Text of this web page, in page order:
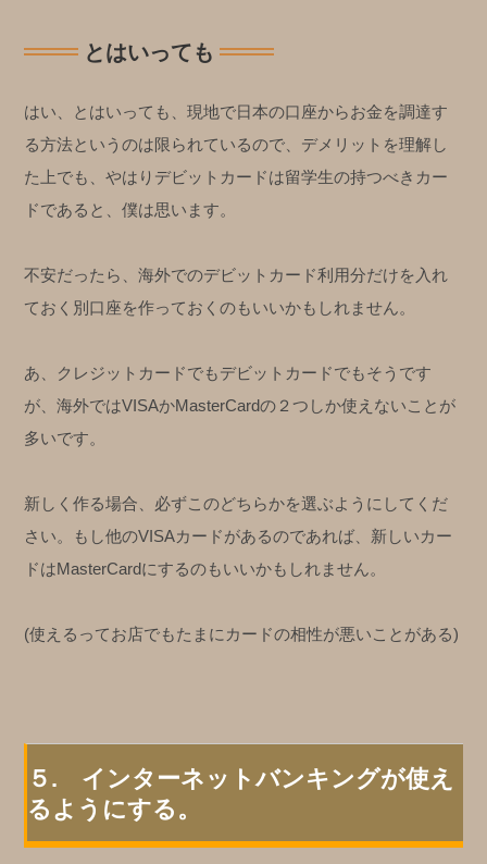
とはいっても
はい、とはいっても、現地で日本の口座からお金を調達す
る方法というのは限られているので、デメリットを理解し
た上でも、やはりデビットカードは留学生の持つべきカー
ドであると、僕は思います。
不安だったら、海外でのデビットカード利用分だけを入れ
ておく別口座を作っておくのもいいかもしれません。
あ、クレジットカードでもデビットカードでもそうです
が、海外ではVISAかMasterCardの２つしか使えないことが
多いです。
新しく作る場合、必ずこのどちらかを選ぶようにしてくだ
さい。もし他のVISAカードがあるのであれば、新しいカー
ドはMasterCardにするのもいいかもしれません。
(使えるってお店でもたまにカードの相性が悪いことがある)
５. インターネットバンキングが使え
るようにする。